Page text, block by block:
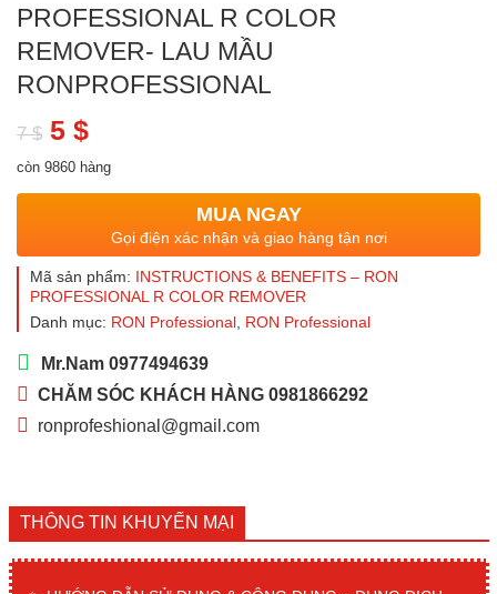
PROFESSIONAL R COLOR
REMOVER- LAU MẦU
RONPROFESSIONAL
7$ Giá
gốc
là:
5 $Giá
hiện
tại
là:
5 $.
còn 9860 hàng
MUA NGAY
Gọi điện xác nhận và giao hàng tận nơi
Mã sản phẩm: INSTRUCTIONS & BENEFITS – RON
PROFESSIONAL R COLOR REMOVER
Danh mục: RON Professional RON Professional
Mr.Nam 0977494639
CHĂM SÓC KHÁCH HÀNG 0981866292
ronprofeshional@gmail.com
THÔNG TIN KHUYẾN MẠI